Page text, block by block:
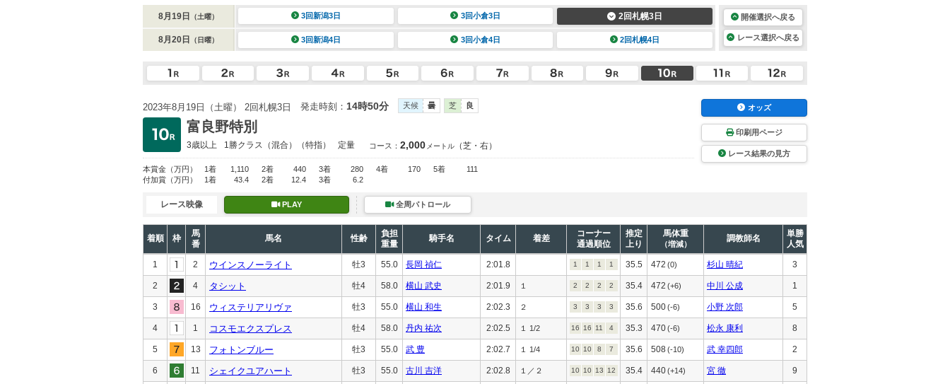
8月19日 （土曜） 3回新潟3日 3回小倉3日 2回札幌3日
8月20日 （日曜） 3回新潟4日 3回小倉4日 2回札幌4日
開催選択へ戻る
レース選択へ戻る
2023年8月19日（土曜） 2回札幌3日 発走時刻： 14時50分 天候 曇 芝 良
富良野特別
3歳以上 1勝クラス （混合）（特指） 定量 コース： 2,000 メートル （芝・右）
本賞金 （万円） 1着 1,110 2着 440 3着 280 4着 170 5着
111
付加賞 （万円） 1着 43.4 2着 12.4 3着 6.2
オッズ
印刷用ページ
レース結果の見方
レース映像 PLAY 全周パトロール
着順 枠
馬
番
馬名 性齢
負担
重量
騎手名 タイム 着差
コーナー
通過順位
推定
上り
馬体重
（増減）
調教師名
単勝
人気
1 2 ウインスノーライト 牡3 55.0 長岡 禎仁 2:01.8 1 1 1 1 35.5 472 (0) 杉山 晴紀 3
2 4 タシット 牡4 58.0 横山 武史 2:01.9 １ 2 2 2 2 35.4 472 (+6) 中川 公成 1
3 16 ウィステリアリヴァ 牡3 55.0 横山 和生 2:02.3 ２ 3 3 3 3 35.6 500(-6) 小野 次郎 5
4 1 コスモエクスプレス 牡4 58.0 丹内 祐次 2:02.5 １ 1/2 16 16 11 4 35.3 470(-6) 松永 康利 8
5 13 フォトンブルー 牡3 55.0 武 豊 2:02.7 １ 1/4 10 10 8 7 35.6 508(-10) 武 幸四郎 2
6 11 シェイクユアハート 牡3 55.0 古川 吉洋 2:02.8 １／２ 10 10 13 12 35.4 440(+14) 宮 徹 9